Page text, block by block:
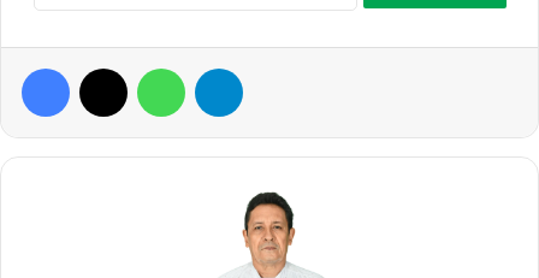
Facebook WhatsApp